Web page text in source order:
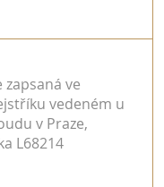
zapsaná ve
vedeném u
v Praze,
L68214